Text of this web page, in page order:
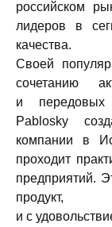
российском
лидеров в
качества.
Своей
сочетанию
и передовых
Pablosky
компании в
проходит
предприятий.
продукт,
и с